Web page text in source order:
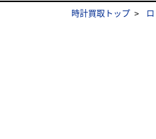
時計買取トップ